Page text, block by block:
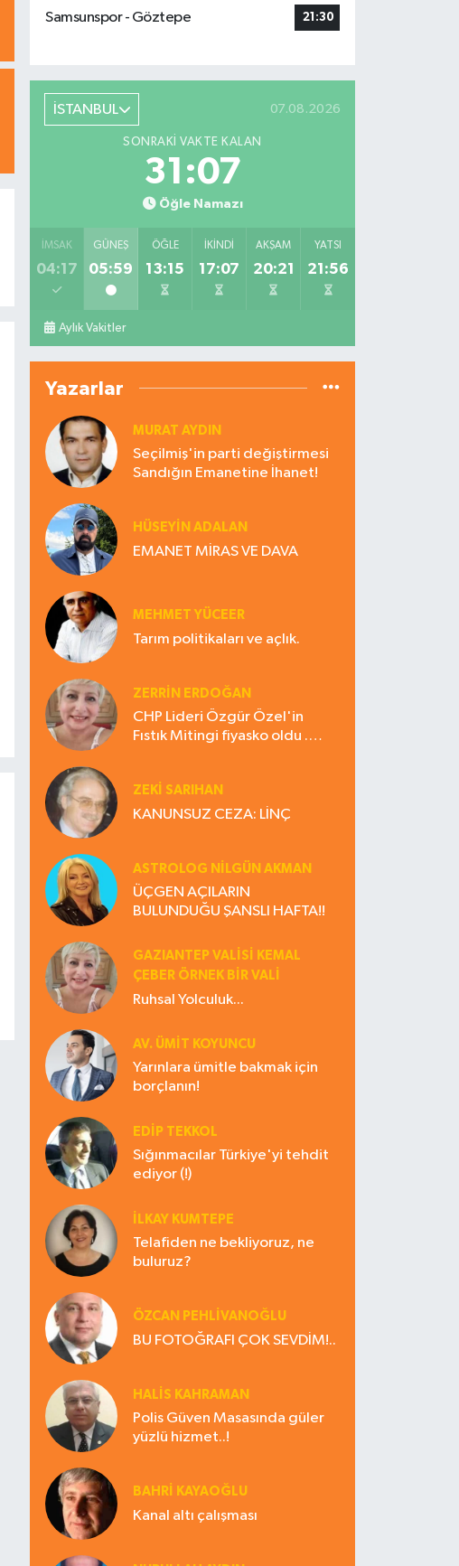
Samsunspor - Göztepe
21:30
İSTANBUL 07.08.2026
SONRAKI VAKTE KALAN
31:06
Öğle Namazı
İMSAK
04:17
GÜNEŞ
05:59
ÖĞLE
13:15
İKINDI
17:07
AKŞAM
20:21
YATSI
21:56
Aylık Vakitler
Yazarlar
MURAT AYDIN
Seçilmiş'in parti değiştirmesi
Sandığın Emanetine İhanet!
HÜSEYIN ADALAN
EMANET MİRAS VE DAVA
MEHMET YÜCEER
Tarım politikaları ve açlık.
ZERRIN ERDOĞAN
CHP Lideri Özgür Özel'in
Fıstık Mitingi fiyasko oldu .
ZEKI SARIHAN
KANUNSUZ CEZA: LİNÇ
ASTROLOG NILGÜN AKMAN
ÜÇGEN AÇILARIN
BULUNDUĞU ŞANSLI HAFTA!!
GAZIANTEP VALISI KEMAL
ÇEBER ÖRNEK BİR VALİ
Ruhsal Yolculuk...
AV. ÜMIT KOYUNCU
Yarınlara ümitle bakmak için
borçlanın!
EDIP TEKKOL
Sığınmacılar Türkiye'yi tehdit
ediyor (!)
İLKAY KUMTEPE
Telafiden ne bekliyoruz, ne
buluruz?
ÖZCAN PEHLİVANOĞLU
BU FOTOĞRAFI ÇOK SEVDİM!..
HALIS KAHRAMAN
Polis Güven Masasında güler
yüzlü hizmet..!
BAHRI KAYAOĞLU
Kanal altı çalışması